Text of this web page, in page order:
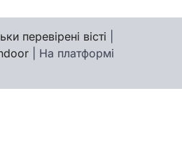
перевірені вісті
| На платформі